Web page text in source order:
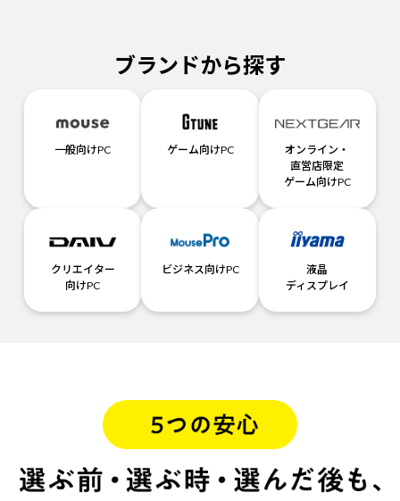
ブランドから探す
一般向けPC ゲーム向けPC
オンライン・
直営店限定
ゲーム向けPC
クリエイター
向けPC
ビジネス向けPC
液晶
ディスプレイ